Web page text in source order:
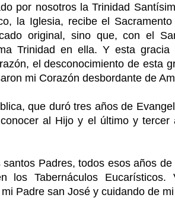
por nosotros la Trinidad
la Iglesia, recibe el
original, sino que, con el
Trinidad en ella. Y esta
el desconocimiento de esta
mi Corazón desbordante de
que duró tres años de
al Hijo y el último y tercer
Padres, todos esos años
los Tabernáculos
Padre san José y cuidando de